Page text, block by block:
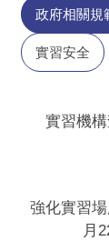
政府相關規
實習安全
實習機
強化實習
月